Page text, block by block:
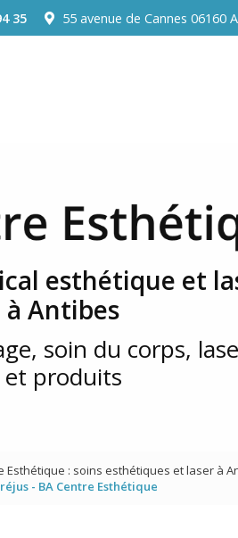
35 55 avenue de Cannes 06160
esthétique et
à Antibes
soin du corps,
et produits
Esthétique : soins esthétiques et laser à
- BA Centre Esthétique